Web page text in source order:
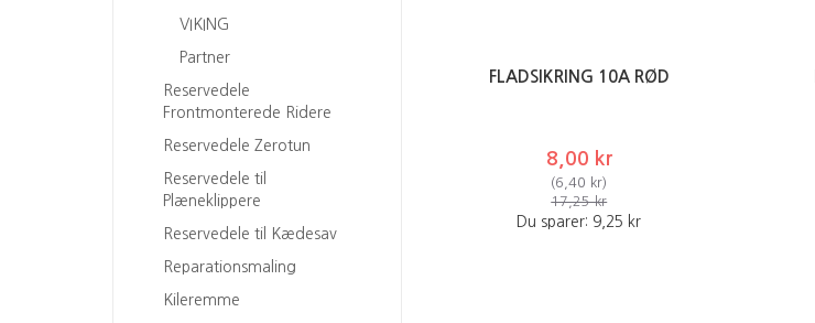
VIKING
Partner
Reservedele
Frontmonterede Ridere
Reservedele Zerotun
Reservedele til
Plæneklippere
Reservedele til Kædesav
Reparationsmaling
Kileremme
FLADSIKRING 10A RØD
8,00 kr
(6,40 kr)
17,25 kr
Du sparer: 9,25 kr